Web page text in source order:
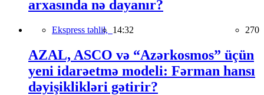
arxasında nə dayanır?
Ekspress təhlil, 14:32 270
AZAL, ASCO və “Azərkosmos” üçün
yeni idarəetmə modeli: Fərman hansı
dəyişiklikləri gətirir?